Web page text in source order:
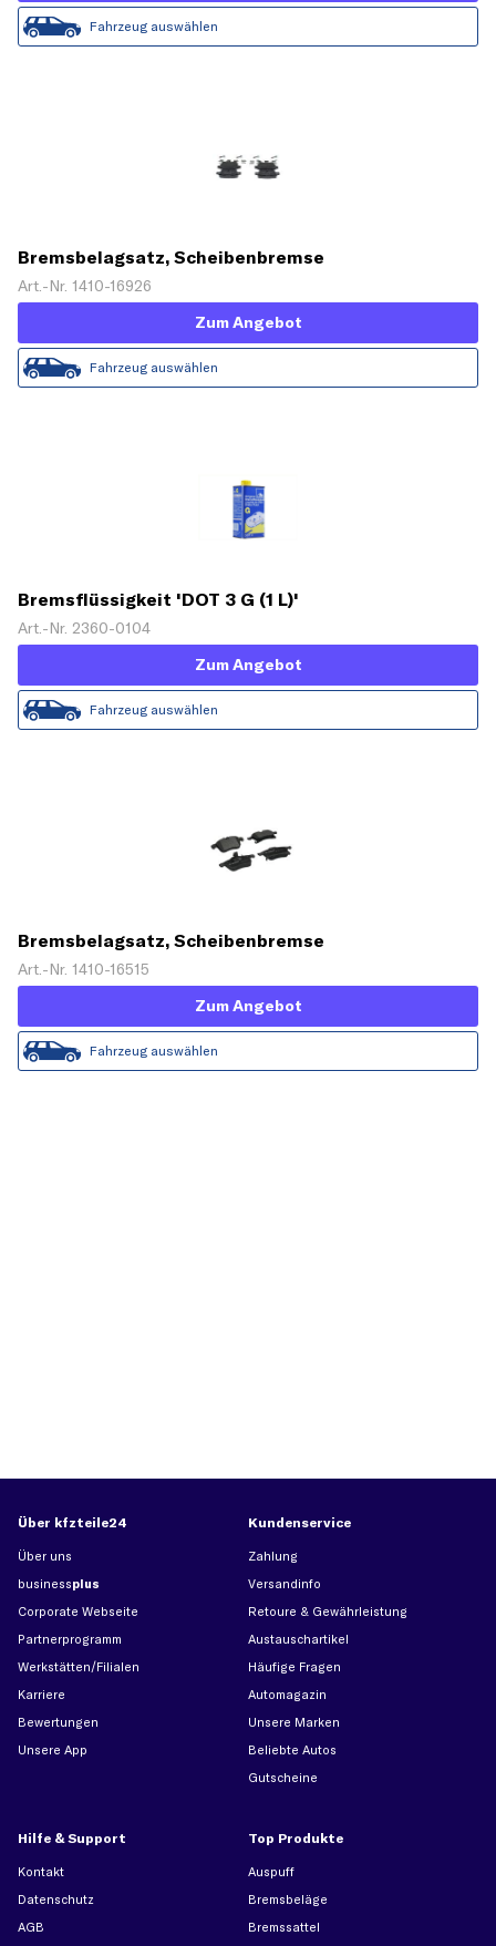
Fahrzeug auswählen
Bremsbelagsatz, Scheibenbremse
Art.-Nr. 1410-16926
Zum Angebot
Fahrzeug auswählen
Bremsflüssigkeit 'DOT 3 G (1 L)'
Art.-Nr. 2360-0104
Zum Angebot
Fahrzeug auswählen
Bremsbelagsatz, Scheibenbremse
Art.-Nr. 1410-16515
Zum Angebot
Fahrzeug auswählen
Über kfzteile24
Über uns
businessplus
Corporate Webseite
Partnerprogramm
Werkstätten/Filialen
Karriere
Bewertungen
Unsere App
Kundenservice
Zahlung
Versandinfo
Retoure & Gewährleistung
Austauschartikel
Häufige Fragen
Automagazin
Unsere Marken
Beliebte Autos
Gutscheine
Hilfe & Support
Kontakt
Datenschutz
AGB
Top Produkte
Auspuff
Bremsbeläge
Bremssattel